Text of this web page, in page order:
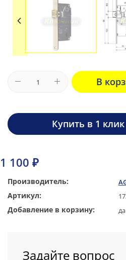
Производитель:
Артикул:
Добавление в корзину: да
1 100 ₽
В
Купить в 1 клик
Задайте вопрос